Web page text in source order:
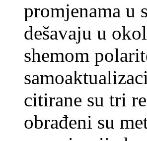
promjenama u
dešavaju u
shemom
citirane su tri
obrađeni su